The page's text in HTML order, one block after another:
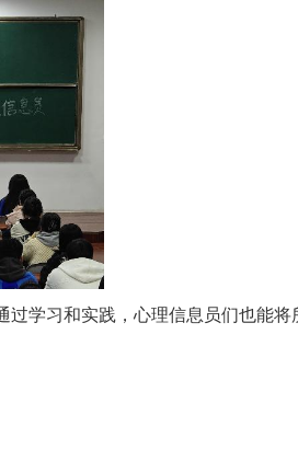
学习和实践，心理信息员们也能